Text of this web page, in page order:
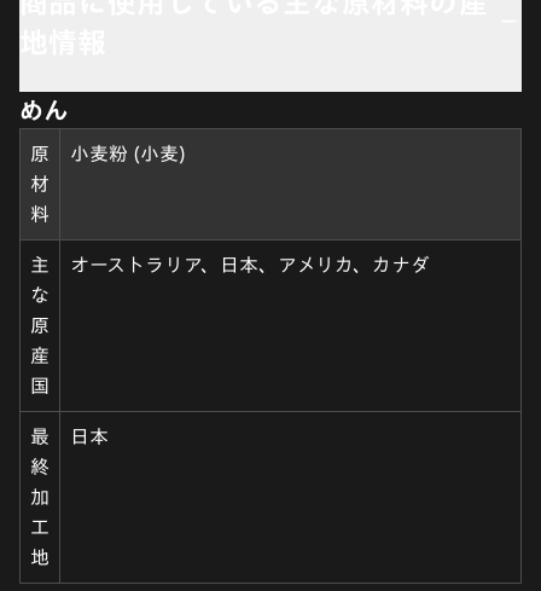
めん
原
材
料
小麦粉 (小麦)
主
な
原
産
国
オーストラリア、日本、アメリカ、カナダ
最
終
加
工
地
日本